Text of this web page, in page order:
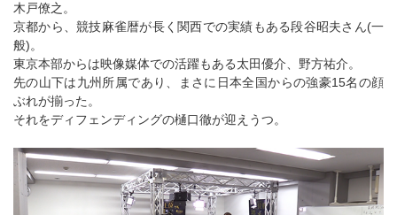
木戸僚之。
京都から、競技麻雀暦が長く関西での実績もある段谷昭夫さん(一
般)。
東京本部からは映像媒体での活躍もある太田優介、野方祐介。
先の山下は九州所属であり、まさに日本全国からの強豪15名の顔
ぶれが揃った。
それをディフェンディングの樋口徹が迎えうつ。